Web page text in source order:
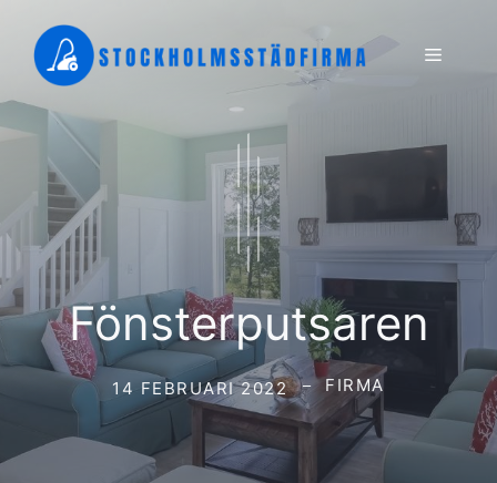
innehåll
Meny
Fönsterputsaren
14 FEBRUARI 2022 FIRMA